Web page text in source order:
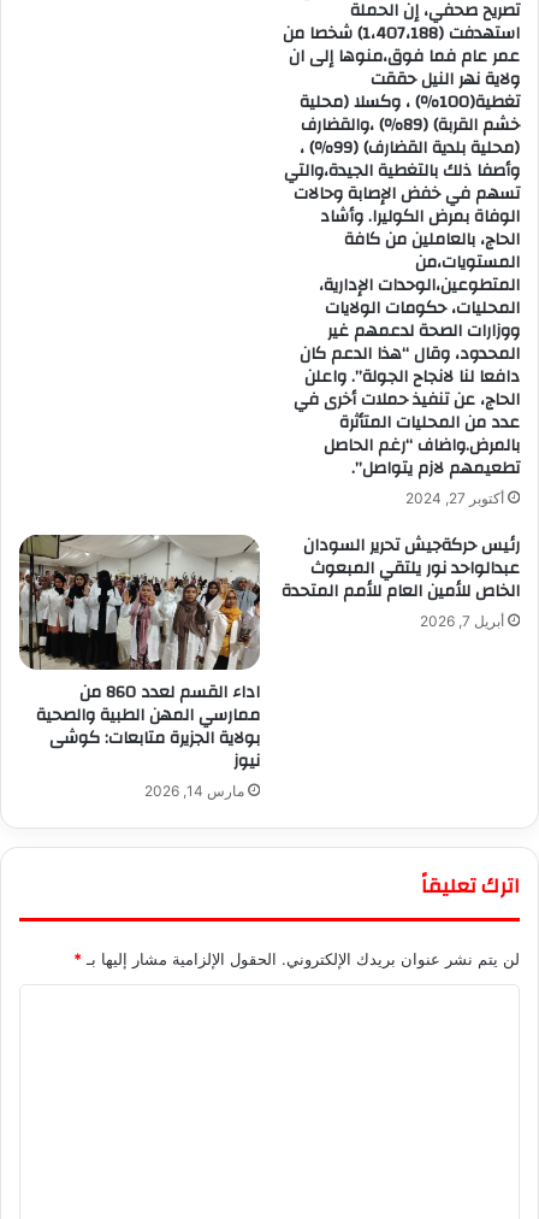
تصريح صحفي، إن الحملة
استهدفت (1،407،188) شخصا من
عمر عام فما فوق،منوها إلى ان
ولاية نهر النيل حققت
تغطية(100٪) ، وكسلا (محلية
خشم القربة) (89٪) ،والقضارف
(محلية بلدية القضارف) (99٪) ،
وأصفا ذلك بالتغطية الجيدة،والتي
تسهم في خفض الإصابة وحالات
الوفاة بمرض الكوليرا. وأشاد
الحاج، بالعاملين من كافة
المستويات،من
المتطوعين،الوحدات الإدارية،
المحليات، حكومات الولايات
ووزارات الصحة لدعمهم غير
المحدود، وقال “هذا الدعم كان
دافعا لنا لانجاح الجولة”. واعلن
الحاج، عن تنفيذ حملات أخرى في
عدد من المحليات المتأثرة
بالمرض.واضاف “رغم الحاصل
تطعيمهم لازم يتواصل”.
أكتوبر 27, 2024
رئيس حركةجيش تحرير السودان
عبدالواحد نور يلتقي المبعوث
الخاص للأمين العام للأمم المتحدة
أبريل 7, 2026
اداء القسم لعدد 860 من
ممارسي المهن الطبية والصحية
بولاية الجزيرة متابعات: كوشى
نيوز
مارس 14, 2026
اترك تعليقاً
لن يتم نشر عنوان بريدك الإلكتروني. الحقول الإلزامية مشار إليها بـ*